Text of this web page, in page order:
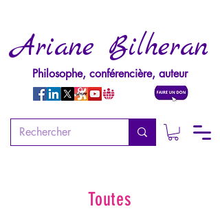
Ariane Bilheran
Philosophe, conférencière, auteur
Toutes